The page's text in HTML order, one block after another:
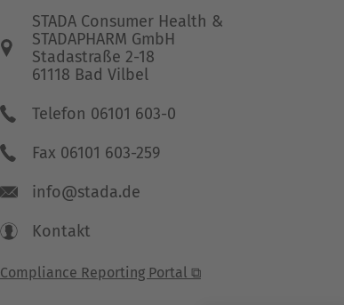
STADA Consumer Health &
STADAPHARM GmbH
Stadastraße 2-18
61118 Bad Vilbel
Telefon 06101 603-0
Fax 06101 603-259
info@stada.de
Kontakt
Compliance Reporting Portal ⧉